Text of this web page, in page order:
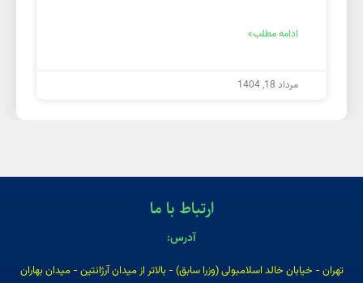
ادامه مطلب»
مرداد 18, 1404
ارتباط با ما
آدرس:
تهران - خیابان خالد اسلامبولی (وزرا سابق) - بالاتر از میدان آرژانتین - میدان بهاران